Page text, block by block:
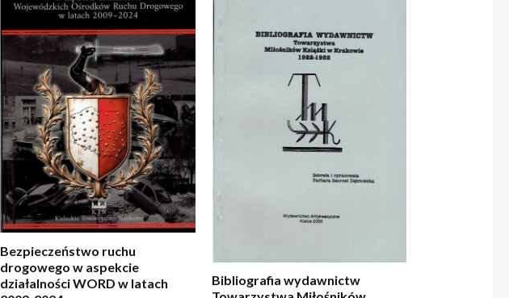
Bezpieczeństwo ruchu
drogowego w aspekcie
działalności WORD w latach
Bibliografia wydawnictw